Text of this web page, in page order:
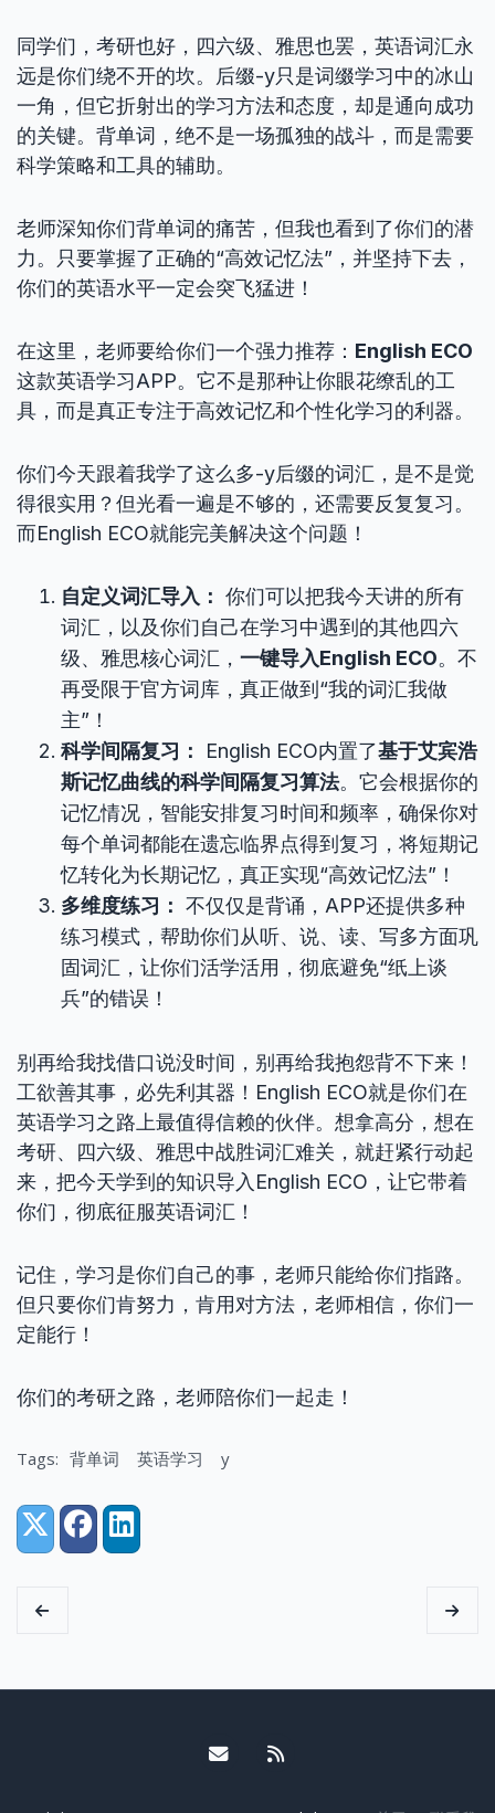
同学们，考研也好，四六级、雅思也罢，英语词汇永
远是你们绕不开的坎。后缀-y只是词缀学习中的冰山
一角，但它折射出的学习方法和态度，却是通向成功
的关键。背单词，绝不是一场孤独的战斗，而是需要
科学策略和工具的辅助。
老师深知你们背单词的痛苦，但我也看到了你们的潜
力。只要掌握了正确的“高效记忆法”，并坚持下去，
你们的英语水平一定会突飞猛进！
在这里，老师要给你们一个强力推荐： English ECO
这款英语学习APP。它不是那种让你眼花缭乱的工
具，而是真正专注于高效记忆和个性化学习的利器。
你们今天跟着我学了这么多-y后缀的词汇，是不是觉
得很实用？但光看一遍是不够的，还需要反复复习。
而English ECO就能完美解决这个问题！
自定义词汇导入： 你们可以把我今天讲的所有
词汇，以及你们自己在学习中遇到的其他四六
级、雅思核心词汇， 一键导入English ECO。不
再受限于官方词库，真正做到“我的词汇我做
主”！
科学间隔复习：
English ECO内置了基于艾宾浩
斯记忆曲线的科学间隔复习算法。它会根据你的
记忆情况，智能安排复习时间和频率，确保你对
每个单词都能在遗忘临界点得到复习，将短期记
忆转化为长期记忆，真正实现“高效记忆法”！
多维度练习： 不仅仅是背诵，APP还提供多种
练习模式，帮助你们从听、说、读、写多方面巩
固词汇，让你们活学活用，彻底避免“纸上谈
兵”的错误！
别再给我找借口说没时间，别再给我抱怨背不下来！
工欲善其事，必先利其器！English ECO就是你们在
英语学习之路上最值得信赖的伙伴。想拿高分，想在
考研、四六级、雅思中战胜词汇难关，就赶紧行动起
来，把今天学到的知识导入English ECO，让它带着
你们，彻底征服英语词汇！
记住，学习是你们自己的事，老师只能给你们指路。
但只要你们肯努力，肯用对方法，老师相信，你们一
定能行！
你们的考研之路，老师陪你们一起走！
Tags: 背单词 英语学习 y
Share:
X (Twitter)
FacebookLinkedIn
Email me